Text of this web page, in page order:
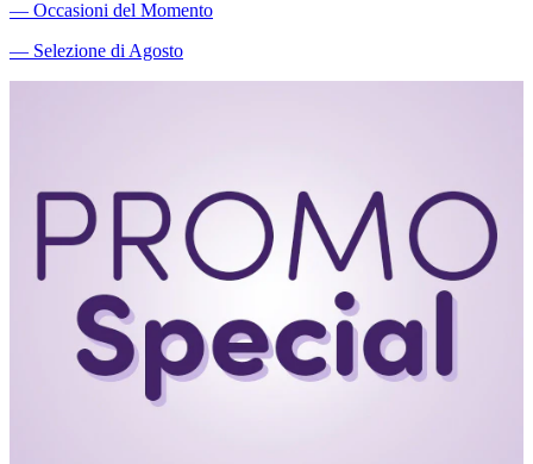
― Occasioni del Momento
― Selezione di Agosto